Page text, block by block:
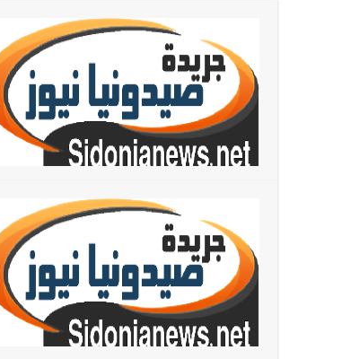
أخبار صيدا بالصور : بلدية صيدا تستقبل
أخبار صيدا عمر مرجان يطلق أكاديمية نادي
أخبار لبنان قائد الجيش اللبناني العماد
أخبار لبنان مؤسسة مياه لبنان الجنوبي :
أخبار لبنان بهية الحريري تقدم بإسم الرئيس
أخبار لبنان الجيش اللبناني : إصابة أحد